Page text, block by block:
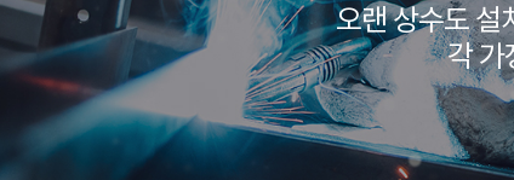
오랜 상수도 설
각 가